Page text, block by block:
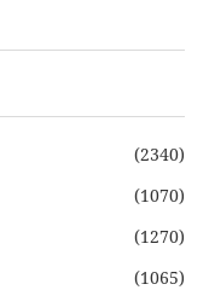
(2340)
(1070)
(1270)
(1065)